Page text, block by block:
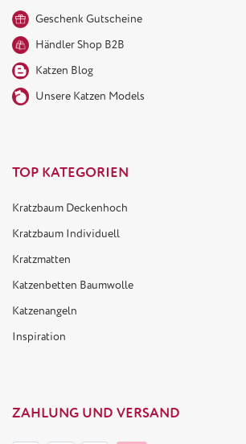
Geschenk Gutscheine
Händler Shop B2B
Katzen Blog
Unsere Katzen Models
TOP KATEGORIEN
Kratzbaum Deckenhoch
Kratzbaum Individuell
Kratzmatten
Katzenbetten Baumwolle
Katzenangeln
Inspiration
ZAHLUNG UND VERSAND